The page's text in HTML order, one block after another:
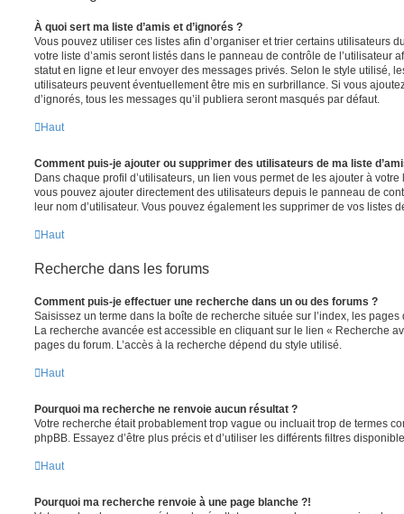
À quoi sert ma liste d’amis et d’ignorés ?
Vous pouvez utiliser ces listes afin d’organiser et trier certains utilisateurs
votre liste d’amis seront listés dans le panneau de contrôle de l’utilisateur
statut en ligne et leur envoyer des messages privés. Selon le style utilisé,
utilisateurs peuvent éventuellement être mis en surbrillance. Si vous
d’ignorés, tous les messages qu’il publiera seront masqués par défaut.
Haut
Comment puis-je ajouter ou supprimer des utilisateurs de ma liste
Dans chaque profil d’utilisateurs, un lien vous permet de les ajouter à votre
vous pouvez ajouter directement des utilisateurs depuis le panneau de
leur nom d’utilisateur. Vous pouvez également les supprimer de vos listes
Haut
Recherche dans les forums
Comment puis-je effectuer une recherche dans un ou des forums ?
Saisissez un terme dans la boîte de recherche située sur l’index, les
La recherche avancée est accessible en cliquant sur le lien « Recherche
pages du forum. L’accès à la recherche dépend du style utilisé.
Haut
Pourquoi ma recherche ne renvoie aucun résultat ?
Votre recherche était probablement trop vague ou incluait trop de termes
phpBB. Essayez d’être plus précis et d’utiliser les différents filtres
Haut
Pourquoi ma recherche renvoie à une page blanche ?!